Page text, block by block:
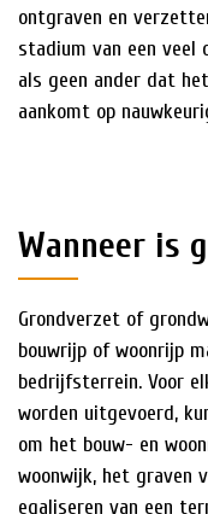
ontgraven en
stadium van een veel
als geen ander dat
aankomt op
Wanneer is
Grondverzet of
bouwrijp of woonrijp
bedrijfsterrein. Voor
worden uitgevoerd,
om het bouw- en
woonwijk, het graven
egaliseren van een